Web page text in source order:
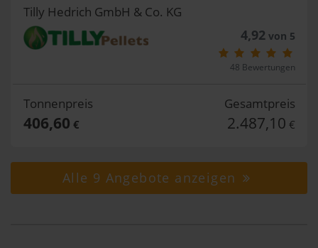
Tilly Hedrich GmbH & Co. KG
4,92von 5
48 Bewertungen
Tonnenpreis
406,60 €
Gesamtpreis
2.487,10 €
Alle 9 Angebote anzeigen